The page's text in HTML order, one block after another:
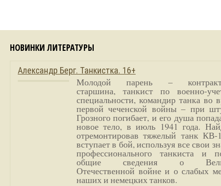
НОВИНКИ ЛИТЕРАТУРЫ
Александр Берг. Танкистка. 16+
Молодой парень –
старшина, танкист по военно-
специальности, командир танка во
первой чеченской войны – при
Грозного погибает, и его душа
новое тело, в июль 1941 года.
отремонтировав тяжелый танк
вступает в бой, используя все свои
профессионального танкиста и
общие сведения о
Отечественной войне и о слабых
наших и немецких танков.